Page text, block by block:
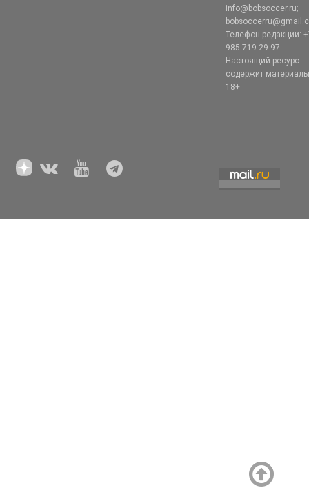
info@bobsoccer.ru;
Телефон редакции:
985 719 29 97
Настоящий ресурс
содержит
18+